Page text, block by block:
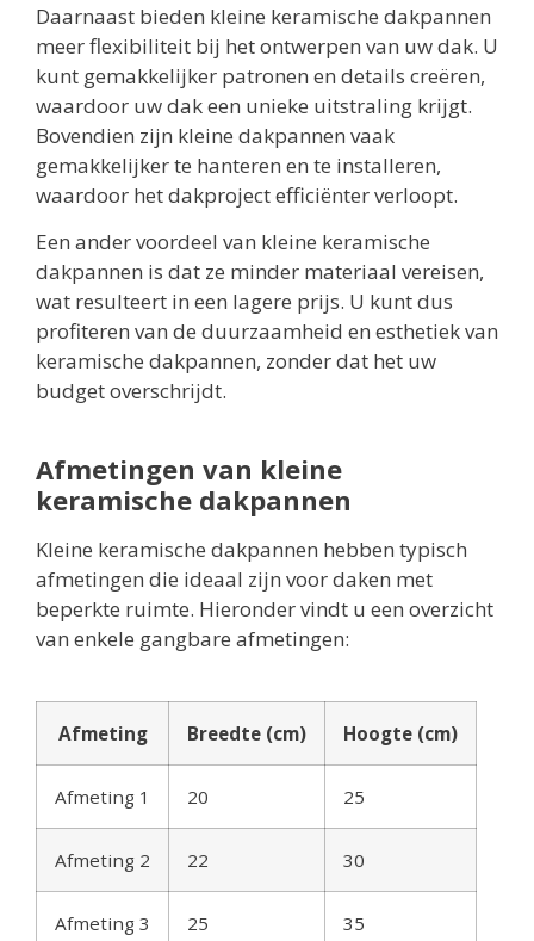
Daarnaast bieden kleine keramische dakpannen
meer flexibiliteit bij het ontwerpen van uw dak. U
kunt gemakkelijker patronen en details creëren,
waardoor uw dak een unieke uitstraling krijgt.
Bovendien zijn kleine dakpannen vaak
gemakkelijker te hanteren en te installeren,
waardoor het dakproject efficiënter verloopt.
Een ander voordeel van kleine keramische
dakpannen is dat ze minder materiaal vereisen,
wat resulteert in een lagere prijs. U kunt dus
profiteren van de duurzaamheid en esthetiek van
keramische dakpannen, zonder dat het uw
budget overschrijdt.
Afmetingen van kleine
keramische dakpannen
Kleine keramische dakpannen hebben typisch
afmetingen die ideaal zijn voor daken met
beperkte ruimte. Hieronder vindt u een overzicht
van enkele gangbare afmetingen:
Afmeting Breedte (cm) Hoogte (cm)
Afmeting 1 20 25
Afmeting 2 22 30
Afmeting 3 25 35